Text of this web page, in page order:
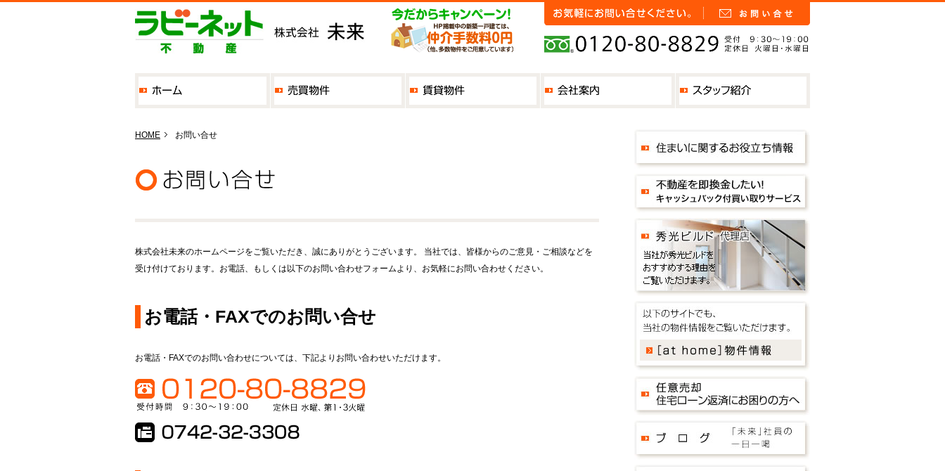
HOME お問い合せ
株式会社未来のホームページをご覧いただき、誠にありがとうございます。 当社では、皆様からのご意見・ご相談などを
受け付けております。お電話、もしくは以下のお問い合わせフォームより、お気軽にお問い合わせください。
お電話・FAXでのお問い合せ
お電話・FAXでのお問い合わせについては、下記よりお問い合わせいただけます。